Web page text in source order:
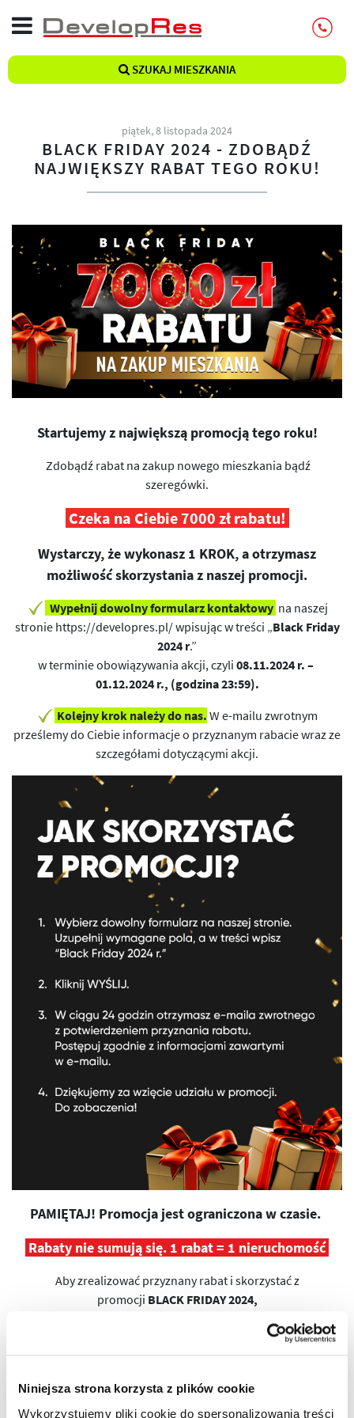
Niniejsza strona korzysta z plików cookie
Wykorzystujemy pliki cookie do spersonalizowania treści
SZUKAJ MIESZKANIA
piątek, 8 listopada 2024
BLACK FRIDAY 2024 - ZDOBĄDŹ
NAJWIĘKSZY RABAT TEGO ROKU!
Startujemy z największą promocją tego roku!
Zdobądź rabat na zakup nowego mieszkania bądź
szeregówki.
Czeka na Ciebie 7000 zł rabatu!
Wystarczy, że wykonasz 1 KROK, a otrzymasz
możliwość skorzystania z naszej promocji.
Wypełnij dowolny formularz kontaktowy na naszej
stronie https://developres.pl/wpisując w treści „Black Friday
2024 r.”
w terminie obowiązywania akcji, czyli 08.11.2024 r. –
01.12.2024 r., (godzina 23:59).
Kolejny krok należy do nas. W e-mailu zwrotnym
prześlemy do Ciebie informacje o przyznanym rabacie wraz ze
szczegółami dotyczącymi akcji.
PAMIĘTAJ! Promocja jest ograniczona w czasie.
Rabaty nie sumują się. 1 rabat = 1 nieruchomość
Aby zrealizować przyznany rabat i skorzystać z
promocji BLACK FRIDAY 2024,
w terminie do końca
2024 roku.